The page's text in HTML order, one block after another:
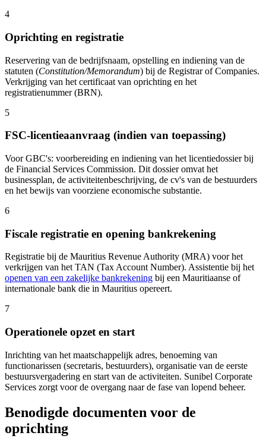
4
Oprichting en registratie
Reservering van de bedrijfsnaam, opstelling en indiening van de
statuten (Constitution/Memorandum) bij de Registrar of Companies.
Verkrijging van het certificaat van oprichting en het
registratienummer (BRN).
5
FSC-licentieaanvraag (indien van toepassing)
Voor GBC's: voorbereiding en indiening van het licentiedossier bij
de Financial Services Commission. Dit dossier omvat het
businessplan, de activiteitenbeschrijving, de cv's van de bestuurders
en het bewijs van voorziene economische substantie.
6
Fiscale registratie en opening bankrekening
Registratie bij de Mauritius Revenue Authority (MRA) voor het
verkrijgen van het TAN (Tax Account Number). Assistentie bij het
openen van een zakelijke bankrekening bij een Mauritiaanse of
internationale bank die in Mauritius opereert.
7
Operationele opzet en start
Inrichting van het maatschappelijk adres, benoeming van
functionarissen (secretaris, bestuurders), organisatie van de eerste
bestuursvergadering en start van de activiteiten. Sunibel Corporate
Services zorgt voor de overgang naar de fase van lopend beheer.
Benodigde documenten voor de
oprichting